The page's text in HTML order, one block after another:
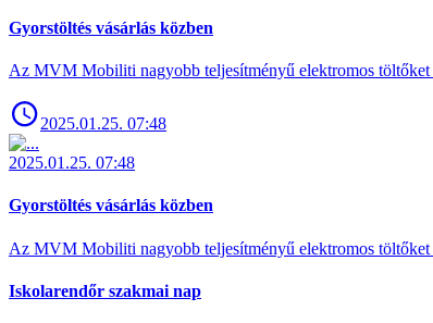
Gyorstöltés vásárlás közben
Az MVM Mobiliti nagyobb teljesítményű elektromos töltőket
2025.01.25. 07:48
2025.01.25. 07:48
Gyorstöltés vásárlás közben
Az MVM Mobiliti nagyobb teljesítményű elektromos töltőket
Iskolarendőr szakmai nap